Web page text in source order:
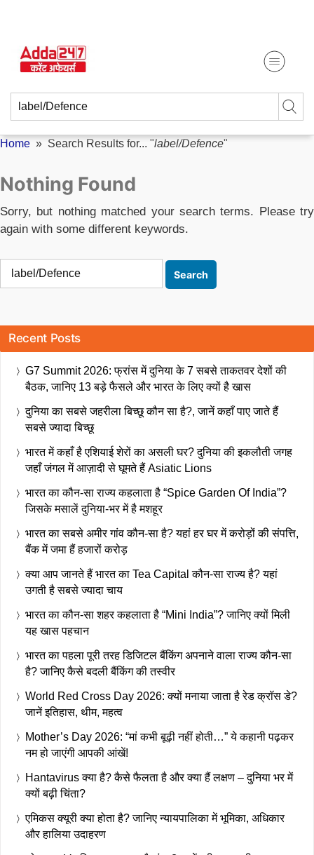
Search
for:
Home » Search Results for... " label/Defence
Nothing Found
Sorry, but nothing matched your search terms. Please try
again with some different keywords.
Search
for:
Recent Posts
G7 Summit 2026: फ्रांस में दुनिया के 7 सबसे ताकतवर देशों की
बैठक, जानिए 13 बड़े फैसले और भारत के लिए क्यों है खास
दुनिया का सबसे जहरीला बिच्छू कौन सा है?, जानें कहाँ पाए जाते हैं
सबसे ज्यादा बिच्छू
भारत में कहाँ है एशियाई शेरों का असली घर? दुनिया की इकलौती जगह
जहाँ जंगल में आज़ादी से घूमते हैं Asiatic Lions
भारत का कौन-सा राज्य कहलाता है “Spice Garden Of India”?
जिसके मसालें दुनिया-भर में है मशहूर
भारत का सबसे अमीर गांव कौन-सा है? यहां हर घर में करोड़ों की संपत्ति,
बैंक में जमा हैं हजारों करोड़
क्या आप जानते हैं भारत का Tea Capital कौन-सा राज्य है? यहां
उगती है सबसे ज्यादा चाय
भारत का कौन-सा शहर कहलाता है “Mini India”? जानिए क्यों मिली
यह खास पहचान
भारत का पहला पूरी तरह डिजिटल बैंकिंग अपनाने वाला राज्य कौन-सा
है? जानिए कैसे बदली बैंकिंग की तस्वीर
World Red Cross Day 2026: क्यों मनाया जाता है रेड क्रॉस डे?
जानें इतिहास, थीम, महत्व
Mother’s Day 2026: “मां कभी बूढ़ी नहीं होती…” ये कहानी पढ़कर
नम हो जाएंगी आपकी आंखें!
Hantavirus क्या है? कैसे फैलता है और क्या हैं लक्षण – दुनिया भर में
क्यों बढ़ी चिंता?
एमिकस क्यूरी क्या होता है? जानिए न्यायपालिका में भूमिका, अधिकार
और हालिया उदाहरण